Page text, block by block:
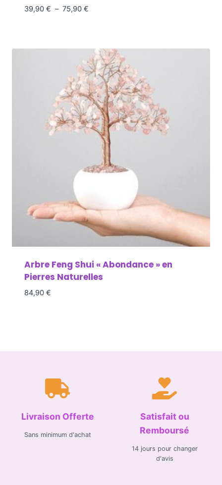
39,90 € – 75,90 €
Arbre Feng Shui « Abondance » en
Pierres Naturelles
84,90 €
Livraison Offerte
Sans minimum d'achat
Satisfait ou
Remboursé
14 jours pour changer
d'avis